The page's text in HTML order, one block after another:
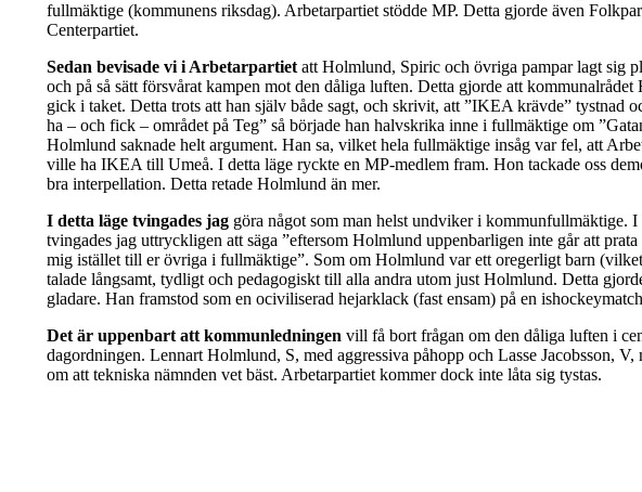
fullmäktige (kommunens riksdag). Arbetarpartiet stödde MP. Detta gjorde även
Centerpartiet.
Sedan bevisade vi i Arbetarpartiet att Holmlund, Spiric och övriga pampar lagt sig
och på så sätt försvårat kampen mot den dåliga luften. Detta gjorde att kommunalrådet
gick i taket. Detta trots att han själv både sagt, och skrivit, att ”IKEA krävde” tystnad
ha – och fick – området på Teg” så började han halvskrika inne i fullmäktige om
Holmlund saknade helt argument. Han sa, vilket hela fullmäktige insåg var fel, att
ville ha IKEA till Umeå. I detta läge ryckte en MP-medlem fram. Hon tackade oss
bra interpellation. Detta retade Holmlund än mer.
I detta läge tvingades jag göra något som man helst undviker i kommunfullmäktige.
tvingades jag uttryckligen att säga ”eftersom Holmlund uppenbarligen inte går att
mig istället till er övriga i fullmäktige”. Som om Holmlund var ett oregerligt barn
talade långsamt, tydligt och pedagogiskt till alla andra utom just Holmlund. Detta
gladare. Han framstod som en ociviliserad hejarklack (fast ensam) på en
Det är uppenbart att kommunledningen vill få bort frågan om den dåliga luften i
dagordningen. Lennart Holmlund, S, med aggressiva påhopp och Lasse Jacobsson, V,
om att tekniska nämnden vet bäst. Arbetarpartiet kommer dock inte låta sig tystas.